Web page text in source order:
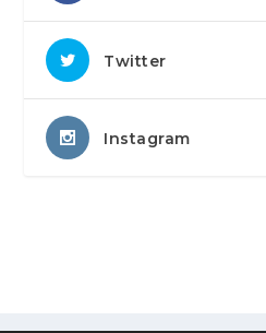
Twitter
Instagram